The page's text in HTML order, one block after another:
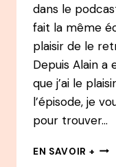
dans le
fait la même
plaisir de le
Depuis Alain
que j’ai le
l’épisode, je
pour trouver…
EN SAVOIR +